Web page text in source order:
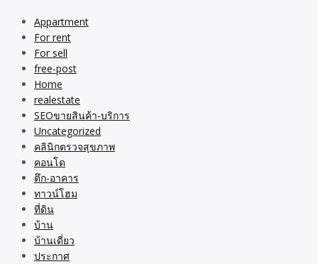
Appartment
For rent
For sell
free-post
Home
realestate
SEOขายสินค้า-บริการ
Uncategorized
คลินิกตรวจสุขภาพ
คอนโด
ตึก-อาคาร
ทาวน์โฮม
ที่ดิน
บ้าน
บ้านเดี่ยว
ประกาศ